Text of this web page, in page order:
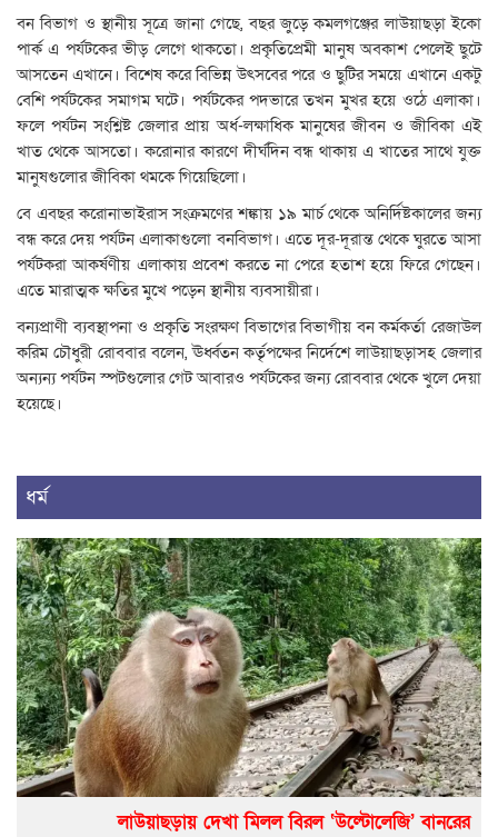
বন বিভাগ ও স্থানীয় সূত্রে জানা গেছে, বছর জুড়ে কমলগঞ্জের লাউয়াছড়া ইকো
পার্ক এ পর্যটকের ভীড় লেগে থাকতো। প্রকৃতিপ্রেমী মানুষ অবকাশ পেলেই ছুটে
আসতেন এখানে। বিশেষ করে বিভিন্ন উৎসবের পরে ও ছুটির সময়ে এখানে একটু
বেশি পর্যটকের সমাগম ঘটে। পর্যটকের পদভারে তখন মুখর হয়ে ওঠে এলাকা।
ফলে পর্যটন সংশ্লিষ্ট জেলার প্রায় অর্ধ-লক্ষাধিক মানুষের জীবন ও জীবিকা এই
খাত থেকে আসতো। করোনার কারণে দীর্ঘদিন বন্ধ থাকায় এ খাতের সাথে যুক্ত
মানুষগুলোর জীবিকা থমকে গিয়েছিলো।
বে এবছর করোনাভাইরাস সংক্রমণের শঙ্কায় ১৯ মার্চ থেকে অনির্দিষ্টকালের জন্য
বন্ধ করে দেয় পর্যটন এলাকাগুলো বনবিভাগ। এতে দূর-দূরান্ত থেকে ঘুরতে আসা
পর্যটকরা আকর্ষণীয় এলাকায় প্রবেশ করতে না পেরে হতাশ হয়ে ফিরে গেছেন।
এতে মারাত্মক ক্ষতির মুখে পড়েন স্থানীয় ব্যবসায়ীরা।
বন্যপ্রাণী ব্যবস্থাপনা ও প্রকৃতি সংরক্ষণ বিভাগের বিভাগীয় বন কর্মকর্তা রেজাউল
করিম চৌধুরী রোববার বলেন, ঊর্ধ্বতন কর্তৃপক্ষের নির্দেশে লাউয়াছড়াসহ জেলার
অন্যন্য পর্যটন স্পটগুলোর গেট আবারও পর্যটকের জন্য রোববার থেকে খুলে দেয়া
হয়েছে।
ধর্ম
লাউয়াছড়ায় দেখা মিলল বিরল ‘উল্টোলেজি’ বানরের